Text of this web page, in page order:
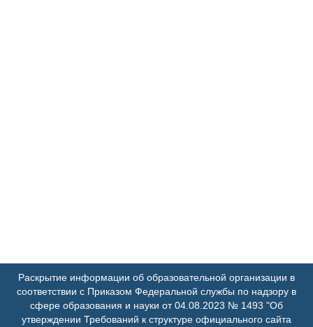
Раскрытие информации об образовательной организации в
соответствии с Приказом Федеральной службы по надзору в
сфере образования и науки от 04.08.2023 № 1493 "Об
утверждении Требований к структуре официального сайта